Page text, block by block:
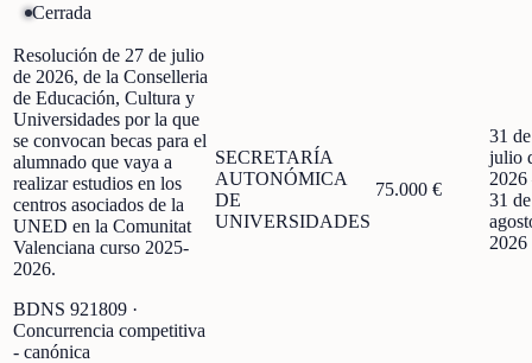
Cerrada
Resolución de 27 de julio
de 2026, de la Conselleria
de Educación, Cultura y
Universidades por la que
se convocan becas para el
alumnado que vaya a
realizar estudios en los
centros asociados de la
UNED en la Comunitat
Valenciana curso 2025-
2026.
BDNS 921809 ·
Concurrencia competitiva
- canónica
SECRETARÍA
AUTONÓMICA
DE
UNIVERSIDADES
75.000 €
31 de
julio
2026
31 de
2026